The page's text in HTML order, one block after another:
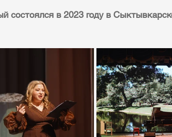
состоялся в 2023 году в